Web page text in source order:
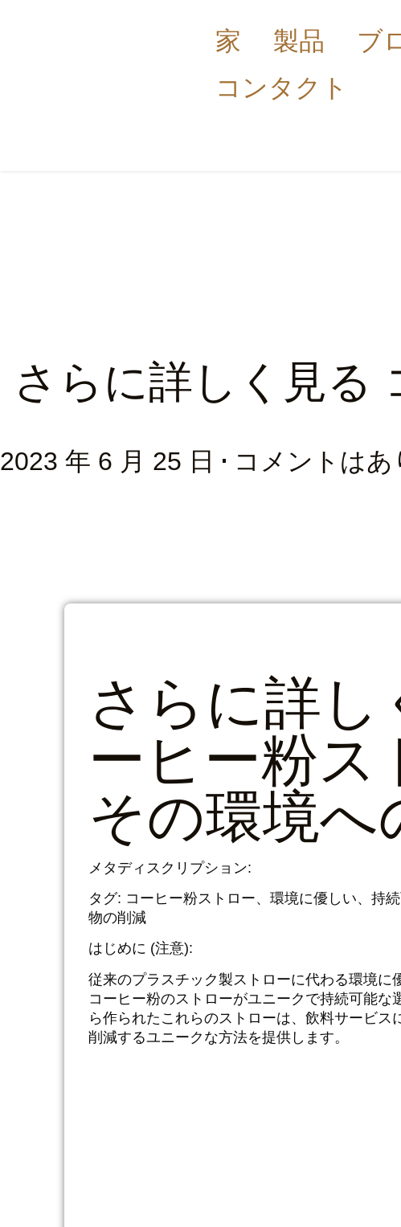
家 製品 ブ
コンタクト
さらに詳しく見る
2023 年 6 月 25 日 コメントはあ
さらに詳し
ーヒー粉ス
その環境へ
メタディスクリプション:
タグ: コーヒー粉ストロー、環境に優しい、持
物の削減
はじめに (注意):
従来のプラスチック製ストローに代わる環境に
コーヒー粉のストローがユニークで持続可能
ら作られたこれらのストローは、飲料サービ
削減するユニークな方法を提供します。